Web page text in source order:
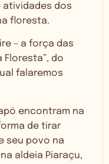
atividades dos
floresta.
– a força das
Floresta”, do
falaremos
encontram na
de tirar
seu povo na
aldeia Piaraçu,